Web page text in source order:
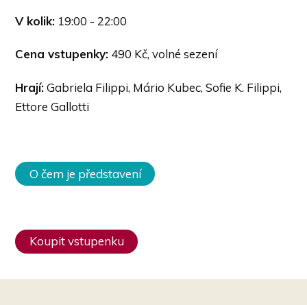
V kolik: 19:00 - 22:00
Cena vstupenky: 490 Kč, volné sezení
Hrají:Gabriela Filippi, Mário Kubec, Sofie K. Filippi,
Ettore Gallotti
O čem je představení
Koupit vstupenku